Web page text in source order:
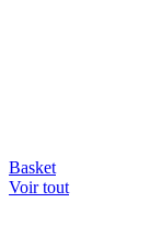
Basket
Voir tout